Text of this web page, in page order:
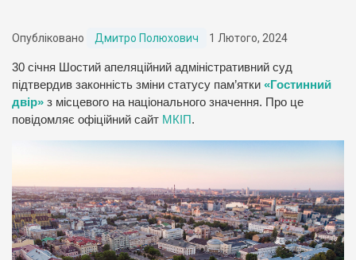
Опубліковано Дмитро Полюхович 1 Лютого, 2024
30 січня Шостий апеляційний адміністративний суд
підтвердив законність зміни статусу пам’ятки «Гостинний
двір» з місцевого на національного значення. Про це
повідомляє офіційний сайт МКІП.